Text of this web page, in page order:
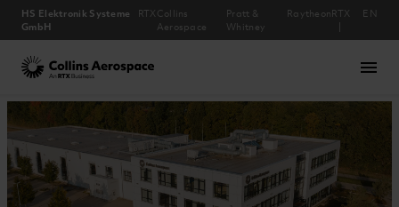
Collins Aerospace
Unternehmen
Produkte
Karriere
Downloads
Standort
menu
HS Elektronik Systeme
GmbH
RTX Collins
Aerospace
Pratt &
Whitney
RaytheonRTX EN